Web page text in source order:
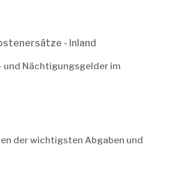
- Inland
und Nächtigungsgelder im
der wichtigsten Abgaben und